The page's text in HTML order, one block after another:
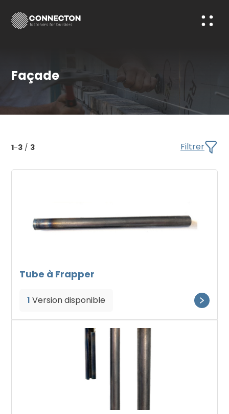
Façade
1-3 / 3 Filtrer
Tube à Frapper
1 Version disponible